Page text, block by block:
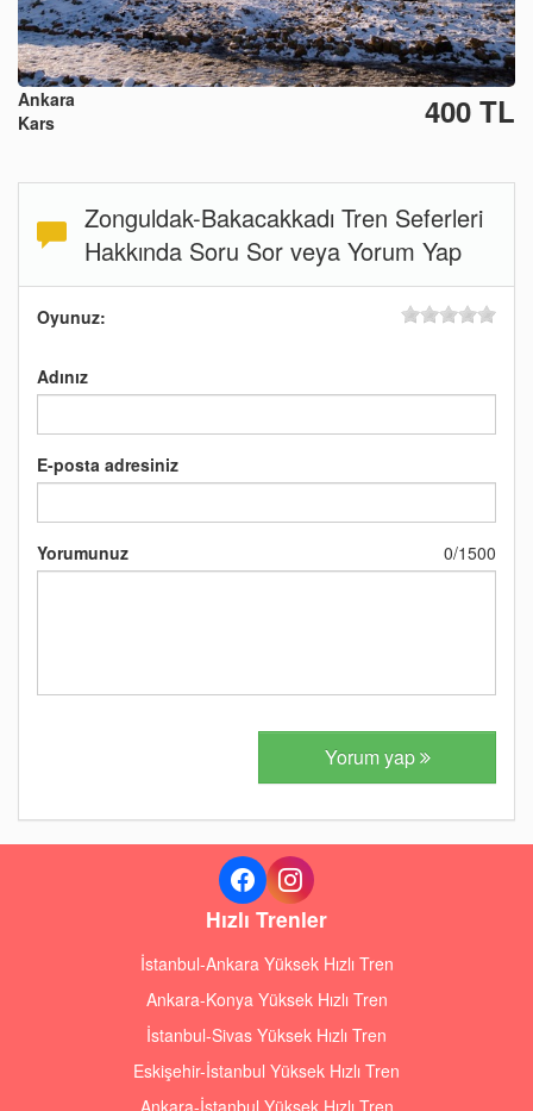
Ankara
Kars
400 TL
Zonguldak-Bakacakkadı Tren Seferleri
Hakkında Soru Sor veya Yorum Yap
Oyunuz:
Adınız
E-posta adresiniz
Yorumunuz 0/1500
Yorum yap
Hızlı Trenler
İstanbul-Ankara Yüksek Hızlı Tren
Ankara-Konya Yüksek Hızlı Tren
İstanbul-Sivas Yüksek Hızlı Tren
Eskişehir-İstanbul Yüksek Hızlı Tren
Ankara-İstanbul Yüksek Hızlı Tren